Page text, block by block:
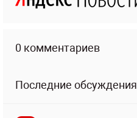
0 комментариев
Последние обсуждения